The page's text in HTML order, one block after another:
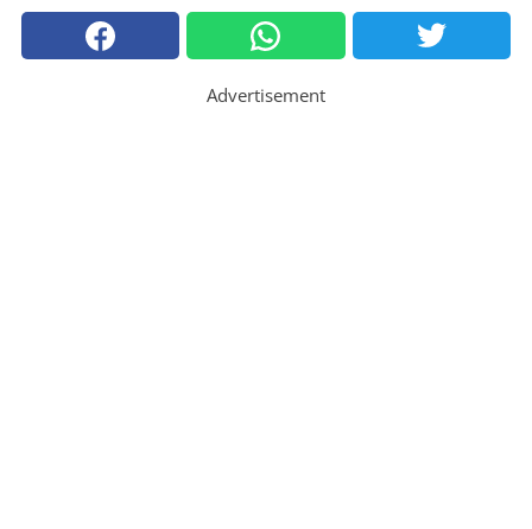
Advertisement